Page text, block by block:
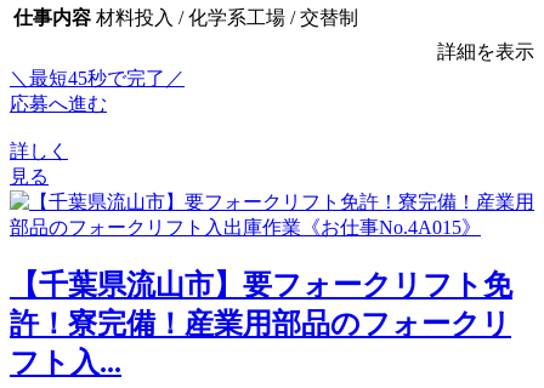
仕事内容 材料投入 / 化学系工場 / 交替制
詳細を表示
＼最短45秒で完了／
応募へ進む
詳しく
見る
【千葉県流山市】要フォークリフト免
許！寮完備！産業用部品のフォークリ
フト入...